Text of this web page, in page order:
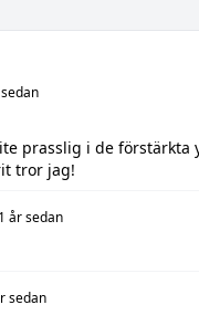
prasslig i de förstärkta
tror jag!
år sedan
sedan